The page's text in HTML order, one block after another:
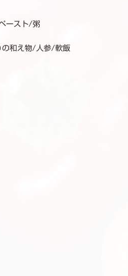
ースト/粥
の和え物/人参/軟飯